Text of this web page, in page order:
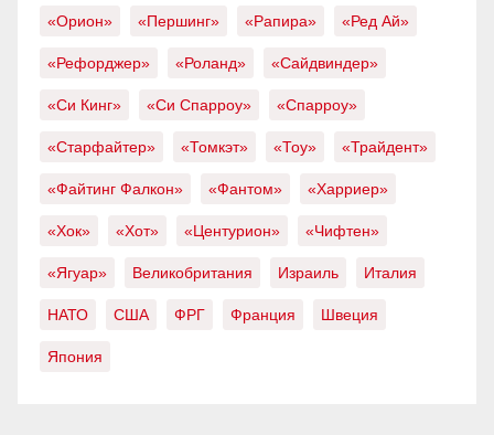
«Орион» «Першинг» «Рапира» «Ред Ай»
«Рефорджер» «Роланд» «Сайдвиндер»
«Си Кинг» «Си Спарроу» «Спарроу»
«Старфайтер» «Томкэт» «Тоу» «Трайдент»
«Файтинг Фалкон» «Фантом» «Харриер»
«Хок» «Хот» «Центурион» «Чифтен»
«Ягуар» Великобритания Израиль Италия
НАТО США ФРГ Франция Швеция
Япония